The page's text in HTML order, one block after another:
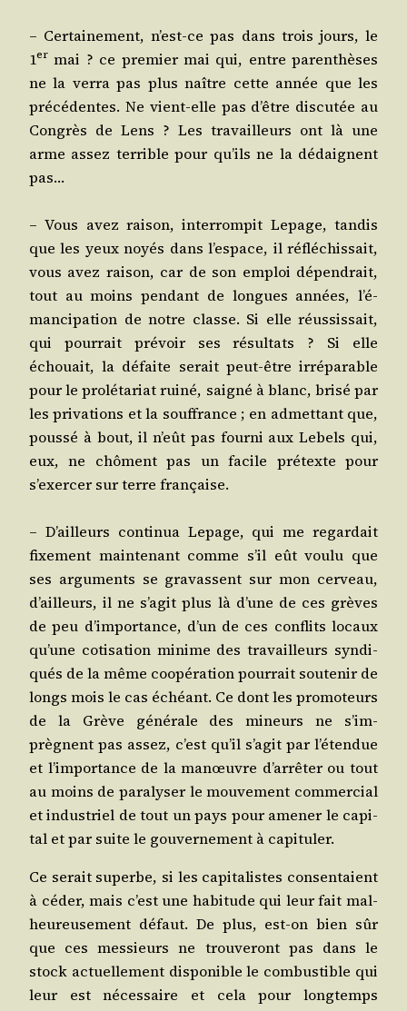
– Cer­tai­ne­ment, n’est-ce pas dans trois jours, le
1er mai ? ce pre­mier mai qui, entre paren­thèses
ne la ver­ra pas plus naître cette année que les
pré­cé­dentes. Ne vient-elle pas d’être dis­cu­tée au
Congrès de Lens ? Les tra­vailleurs ont là une
arme assez ter­rible pour qu’ils ne la dédaignent
pas…
– Vous avez rai­son, inter­rom­pit Lepage, tan­dis
que les yeux noyés dans l’es­pace, il réflé­chis­sait,
vous avez rai­son, car de son emploi dépen­drait,
tout au moins pen­dant de longues années, l’é­
man­ci­pa­tion de notre classe. Si elle réus­sis­sait,
qui pour­rait pré­voir ses résul­tats ? Si elle
échouait, la défaite serait peut-être irré­pa­rable
pour le pro­lé­ta­riat rui­né, sai­gné à blanc, bri­sé par
les pri­va­tions et la souf­france ; en admet­tant que,
pous­sé à bout, il n’eût pas four­ni aux Lebels qui,
eux, ne chôment pas un facile pré­texte pour
s’exer­cer sur terre française.
– D’ailleurs conti­nua Lepage, qui me regar­dait
fixe­ment main­te­nant comme s’il eût vou­lu que
ses argu­ments se gra­vassent sur mon cer­veau,
d’ailleurs, il ne s’a­git plus là d’une de ces grèves
de peu d’im­por­tance, d’un de ces conflits locaux
qu’une coti­sa­tion minime des tra­vailleurs syn­di­
qués de la même coopé­ra­tion pour­rait sou­te­nir de
longs mois le cas échéant. Ce dont les pro­mo­teurs
de la Grève géné­rale des mineurs ne s’im­
prègnent pas assez, c’est qu’il s’a­git par l’é­ten­due
et l’im­por­tance de la manœuvre d’ar­rê­ter ou tout
au moins de para­ly­ser le mou­ve­ment com­mer­cial
et indus­triel de tout un pays pour ame­ner le capi­
tal et par suite le gou­ver­ne­ment à capituler.
Ce serait superbe, si les capi­ta­listes consen­taient
à céder, mais c’est une habi­tude qui leur fait mal­
heu­reu­se­ment défaut. De plus, est-on bien sûr
que ces mes­sieurs ne trou­ve­ront pas dans le
stock actuel­le­ment dis­po­nible le com­bus­tible qui
leur est néces­saire et cela pour long­temps